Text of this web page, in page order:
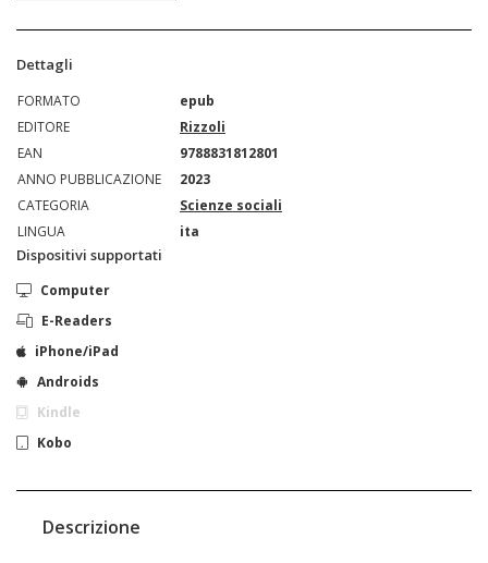
Dettagli
FORMATO
epub
EDITORE
Rizzoli
EAN
9788831812801
ANNO PUBBLICAZIONE
2023
CATEGORIA
Scienze sociali
LINGUA
ita
Dispositivi supportati
Computer
E-Readers
iPhone/iPad
Androids
Kindle
Kobo
Descrizione